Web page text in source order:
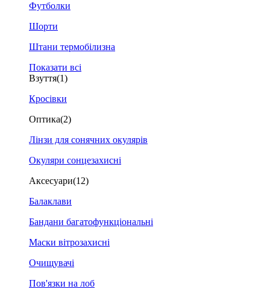
Футболки
Шорти
Штани термобілизна
Показати всі
Взуття(1)
Кросівки
Оптика(2)
Лінзи для сонячних окулярів
Окуляри сонцезахисні
Аксесуари(12)
Балаклави
Бандани багатофункціональні
Маски вітрозахисні
Очищувачі
Пов'язки на лоб